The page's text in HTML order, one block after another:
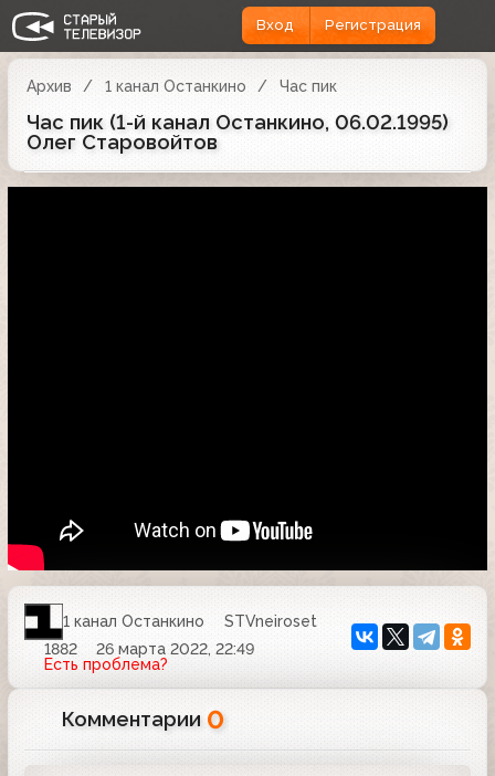
Вход Регистрация
Архив 1 канал Останкино Час пик
Час пик (1-й канал Останкино, 06.02.1995)
Олег Старовойтов
1 канал Останкино
STVneiroset
1882
26 марта 2022, 22:49
Есть проблема?
Комментарии 0